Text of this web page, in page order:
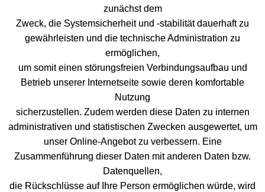
zunächst dem
Zweck, die Systemsicherheit und -stabilität dauerhaft zu
gewährleisten und die technische Administration zu
ermöglichen,
um somit einen störungsfreien Verbindungsaufbau und
Betrieb unserer Internetseite sowie deren komfortable
Nutzung
sicherzustellen. Zudem werden diese Daten zu internen
administrativen und statistischen Zwecken ausgewertet, um
unser Online-Angebot zu verbessern. Eine
Zusammenführung dieser Daten mit anderen Daten bzw.
Datenquellen,
die Rückschlüsse auf Ihre Person ermöglichen würde, wird